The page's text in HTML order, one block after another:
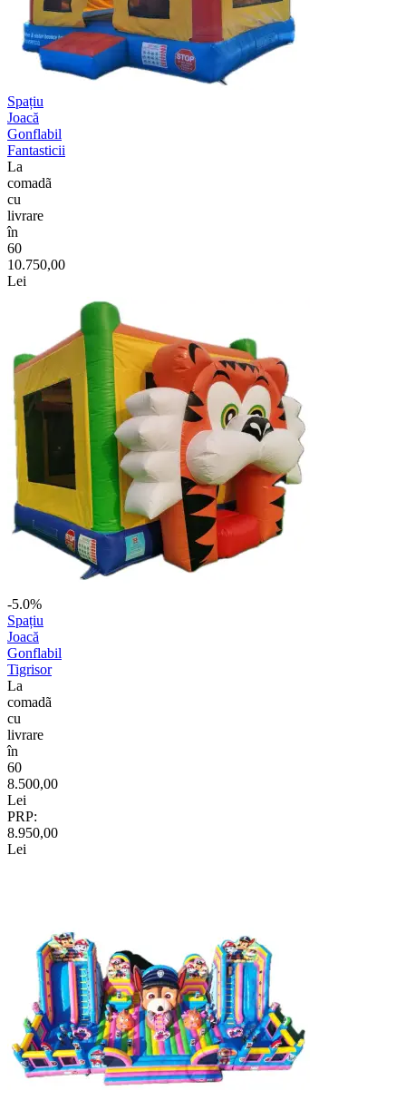
Spațiu
Joacă
Gonflabil
Fantasticii
La
comadã
cu
livrare
în
60
10.750,00
Lei
-5.0%
Spațiu
Joacă
Gonflabil
Tigrisor
La
comadã
cu
livrare
în
60
8.500,00
Lei
PRP:
8.950,00
Lei